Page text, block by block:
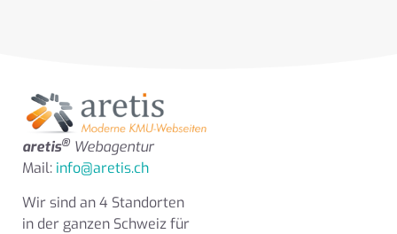
aretis® Webagentur
Mail: info@aretis.ch
Wir sind an 4 Standorten
in der ganzen Schweiz für